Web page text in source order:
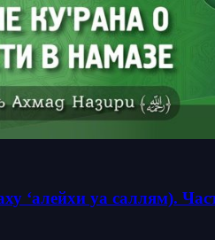
‘алейхи уа саллям).